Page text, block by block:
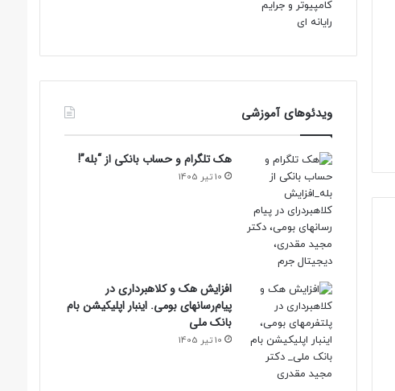
ویدئوهای آموزشی
هک تلگرام و حساب بانکی از “بله”!
10 تیر 1405
افزایش هک و کلاهبرداری در
پیام‌رسانهای بومی. اینبار اپلیکیشن بام‌
بانک ملی
10 تیر 1405